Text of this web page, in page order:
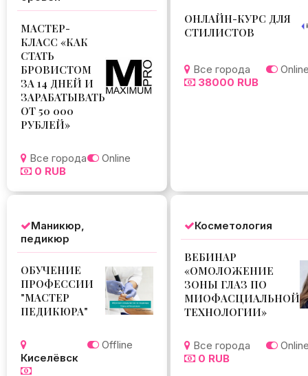
МАСТЕР-
КЛАСС «КАК
СТАТЬ
БРОВИСТОМ
ЗА 14 ДНЕЙ И
ЗАРАБАТЫВАТЬ
ОТ 50 000
РУБЛЕЙ»
Все города
Online
0 RUB
ОНЛАЙН-КУРС ДЛЯ
СТИЛИСТОВ
Все города
38000 RUB
Маникюр,
педикюр
ОБУЧЕНИЕ
ПРОФЕССИИ
"МАСТЕР
ПЕДИКЮРА"
Киселёвск
Offline
Косметология
ВЕБИНАР
«ОМОЛОЖЕНИЕ
ЗОНЫ ГЛАЗ ПО
МИОФАСЦИАЛЬНОЙ
ТЕХНОЛОГИИ»
Все города
0 RUB